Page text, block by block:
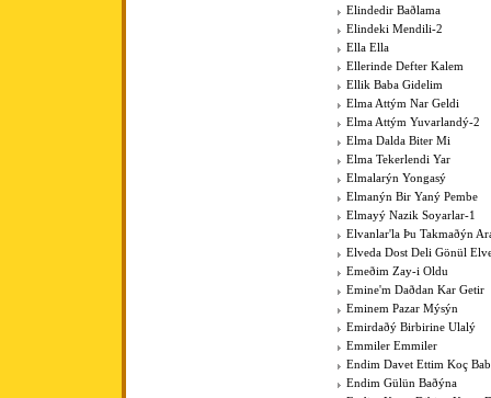
Elindedir Baðlama
Elindeki Mendili-2
Ella Ella
Ellerinde Defter Kalem
Ellik Baba Gidelim
Elma Attým Nar Geldi
Elma Attým Yuvarlandý-2
Elma Dalda Biter Mi
Elma Tekerlendi Yar
Elmalarýn Yongasý
Elmanýn Bir Yaný Pembe
Elmayý Nazik Soyarlar-1
Elvanlar'la Þu Takmaðýn
Elveda Dost Deli Gönül
Emeðim Zay-i Oldu
Emine'm Daðdan Kar Getir
Eminem Pazar Mýsýn
Emirdaðý Birbirine Ulalý
Emmiler Emmiler
Endim Davet Ettim Koç
Endim Gülün Baðýna